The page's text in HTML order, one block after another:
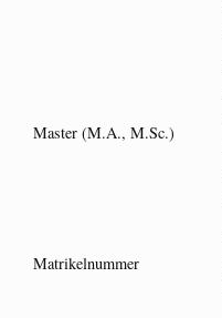
Master (M.A., M.Sc.)
Matrikelnummer